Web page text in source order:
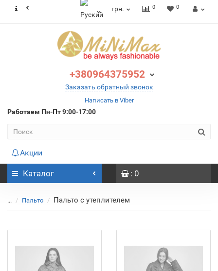
грн. 0 0
+380964375952
Заказать обратный звонок
Написать в Viber
Работаем Пн-Пт 9:00-17:00
Акции
Каталог : 0
... Пальто Пальто с утеплителем